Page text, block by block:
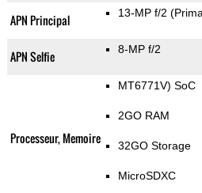
APN Principal 13-MP f/2
APN Selfie 8-MP f/2
Processeur, Memoire
MT6771V) SoC
2GO RAM
32GO Storage
MicroSDXC